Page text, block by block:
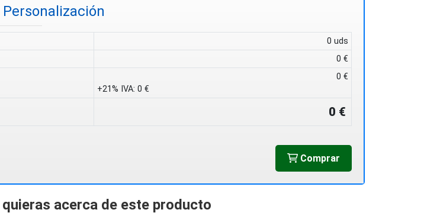
Personalización
0 uds
0 €
0 €
+21% IVA: 0 €
0 €
Comprar
acerca de este producto